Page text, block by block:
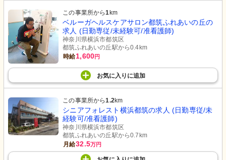
この事業所から1 km
ベルーガヘルスケアサロン都筑ふれあいの丘の
求人 (日勤専従/未経験可/准看護師)
神奈川県横浜市都筑区
都筑ふれあいの丘駅から0.4km
時給1,600円
お気に入り に追加
この事業所から1.2km
シニアフォレスト横浜都筑の求人 (日勤専従/未
経験可/准看護師)
神奈川県横浜市都筑区
都筑ふれあいの丘駅から0.7km
月給32.5万円